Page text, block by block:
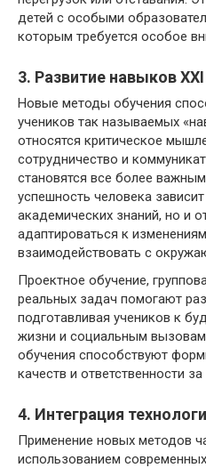
детей с особыми
которым требуется особое
3. Развитие навыков
Новые методы обучения
учеников так называемых
относятся критическое
сотрудничество и
становятся все более
успешность человека
академических знаний, но и
адаптироваться к
взаимодействовать с
Проектное обучение,
реальных задач помогают
подготавливая учеников к
жизни и социальным
обучения способствуют
качеств и ответственности
4. Интеграция
Применение новых методов
использованием